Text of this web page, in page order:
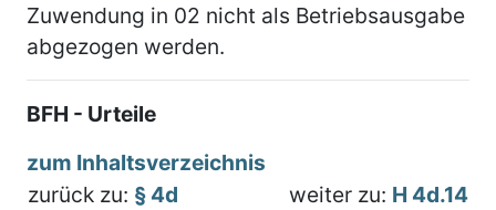
Zuwendung in 02 nicht als Betriebsausgabe
abgezogen werden.
BFH - Urteile
zum Inhaltsverzeichnis
zurück zu: § 4d
weiter zu: H 4d.14